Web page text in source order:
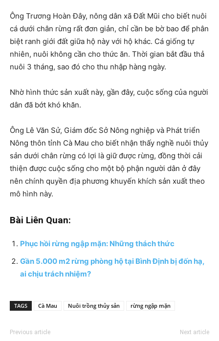
Ông Trương Hoàn Đây, nông dân xã Đất Mũi cho biết nuôi
cá dưới chân rừng rất đơn giản, chỉ cần be bờ bao để phân
biệt ranh giới đất giữa hộ này với hộ khác. Cá giống tự
nhiên, nuôi không cần cho thức ăn. Thời gian bắt đầu thả
nuôi 3 tháng, sao đó cho thu nhập hàng ngày.
Nhờ hình thức sản xuất này, gần đây, cuộc sống của người
dân đã bớt khó khăn.
Ông Lê Văn Sử, Giám đốc Sở Nông nghiệp và Phát triển
Nông thôn tỉnh Cà Mau cho biết nhận thấy nghề nuôi thủy
sản dưới chân rừng có lợi là giữ được rừng, đồng thời cải
thiện được cuộc sống cho một bộ phận người dân ở đây
nên chính quyền địa phương khuyến khích sản xuất theo
mô hình này.
Bài Liên Quan:
Phục hồi rừng ngập mặn: Những thách thức
Gần 5.000 m2 rừng phòng hộ tại Bình Định bị đốn hạ,
ai chịu trách nhiệm?
TAGS Cà Mau Nuôi trồng thủy sản rừng ngập mặn
Previous article Next article